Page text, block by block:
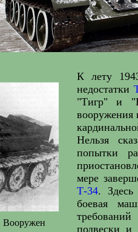
Вооружен
К лету
недостатки
"Тигр" и
вооружения
Нельзя
попытки
мере
Т-34. Здесь
боевая
подвески и